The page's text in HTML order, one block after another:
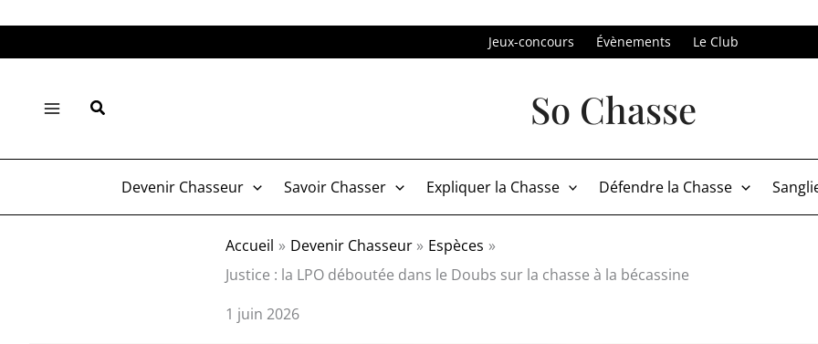
au
Jeux-concours Évènements Le Club
Rechercher So Chasse
Devenir Chasseur Savoir Chasser Expliquer la Chasse Défendre la Chasse
Accueil Devenir Chasseur
Espèces
Justice : la LPO déboutée dans le Doubs sur la chasse à la bécassine
1 juin 2026